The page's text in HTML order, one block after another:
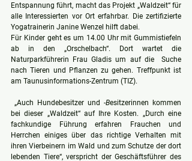
Entspannung führt, macht das Projekt „Waldzeit“ für
alle Interessierten vor Ort erfahrbar. Die zertifizierte
Yogatrainerin Janine Wenzel hilft dabei.
Für Kinder geht es um 14.00 Uhr mit Gummistiefeln
ab in den „Orschelbach“. Dort wartet die
Naturparkführerin Frau Gladis um auf die  Suche
nach Tieren und Pflanzen zu gehen. Treffpunkt ist
am Taunusinformations-Zentrum (TIZ).
„Auch Hundebesitzer und -Besitzerinnen kommen
bei dieser „Waldzeit“ auf Ihre Kosten. „Durch eine
fachkundige Führung erfahren Frauchen und
Herrchen einiges über das richtige Verhalten mit
ihren Vierbeinern im Wald und zum Schutze der dort
lebenden Tiere“, verspricht der Geschäftsführer des